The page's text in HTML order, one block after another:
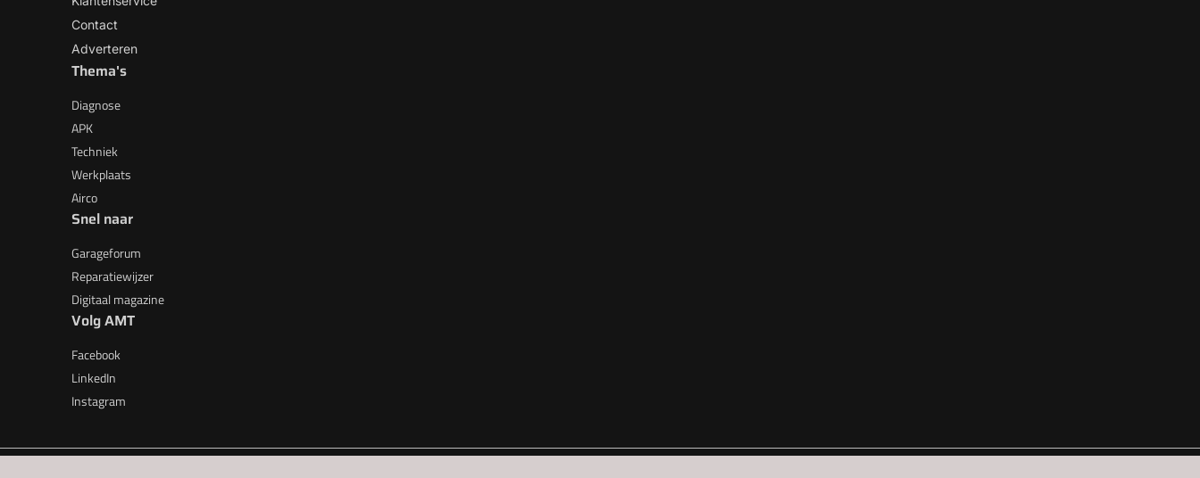
Contact
Adverteren
Thema's
Diagnose
APK
Techniek
Werkplaats
Airco
Snel naar
Garageforum
Reparatiewijzer
Digitaal magazine
Volg AMT
Facebook
LinkedIn
Instagram